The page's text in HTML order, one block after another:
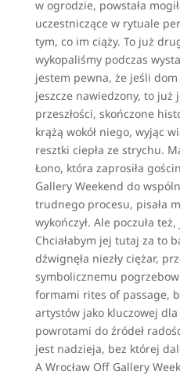
w ogrodzie, powstała
uczestniczące w rytuale
tym, co im ciąży. To już
wykopaliśmy podczas
jestem pewna, że jeśli dom
jeszcze nawiedzony, to już
przeszłości, skończone
krążą wokół niego, wyjąc
resztki ciepła ze strychu.
Łono, która zaprosiła
Gallery Weekend do
trudnego procesu, pisała
wykończył. Ale poczuła
Chciałabym jej tutaj za to
dźwignęła niezły ciężar,
symbolicznemu
formami rites of passage,
artystów jako kluczowej
powrotami do źródeł
jest nadzieja, bez której
A Wrocław Off Gallery